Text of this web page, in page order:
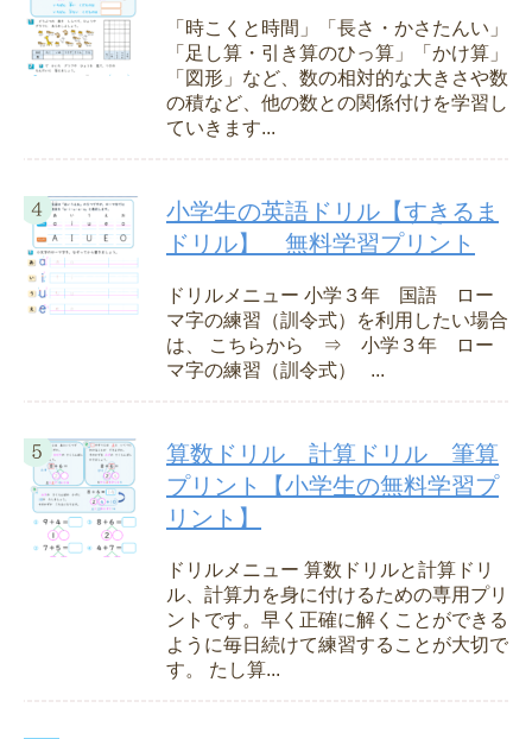
「時こくと時間」「長さ・かさたんい」
「足し算・引き算のひっ算」「かけ算」
「図形」など、数の相対的な大きさや数
の積など、他の数との関係付けを学習し
ていきます...
小学生の英語ドリル【すきるま
ドリル】 無料学習プリント
ドリルメニュー 小学３年 国語 ロー
マ字の練習（訓令式）を利用したい場合
は、 こちらから ⇒ 小学３年 ロー
マ字の練習（訓令式） ...
算数ドリル 計算ドリル 筆算
プリント【小学生の無料学習プ
リント】
ドリルメニュー 算数ドリルと計算ドリ
ル、計算力を身に付けるための専用プリ
ントです。早く正確に解くことができる
ように毎日続けて練習することが大切で
す。 たし算...